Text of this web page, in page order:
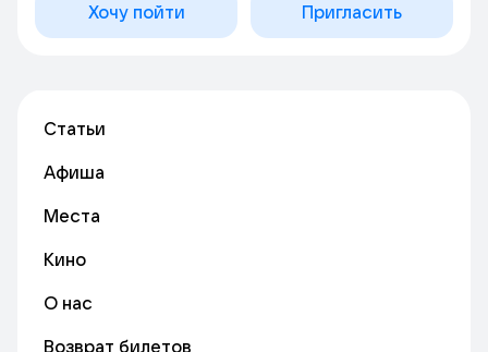
Хочу пойти Пригласить
Статьи
Афиша
Места
Кино
О нас
Возврат билетов